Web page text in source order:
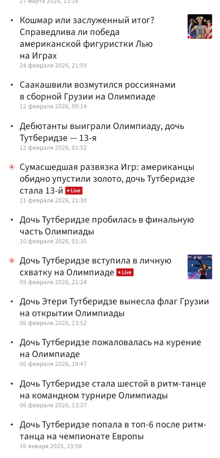
Кошмар или заслуженный итог?
Справедлива ли победа
американской фигуристки Лью
на Играх
24 февраля 2026, 21:59
Саакашвили возмутился россиянами
в сборной Грузии на Олимпиаде
12 февраля 2026, 09:14
Дебютанты выиграли Олимпиаду, дочь
Тутберидзе — 13-я
12 февраля 2026, 01:52
Сумасшедшая развязка Игр: американцы
обидно упустили золото, дочь Тутберидзе
стала 13-й
11 февраля 2026, 21:30
Дочь Тутберидзе пробилась в финальную
часть Олимпиады
10 февраля 2026, 01:35
Дочь Тутберидзе вступила в личную
схватку на Олимпиаде
09 февраля 2026, 21:24
Дочь Этери Тутберидзе вынесла флаг Грузии
на открытии Олимпиады
06 февраля 2026, 23:52
Дочь Тутберидзе пожаловалась на курение
на Олимпиаде
06 февраля 2026, 19:47
Дочь Тутберидзе стала шестой в ритм-танце
на командном турнире Олимпиады
06 февраля 2026, 13:37
Дочь Тутберидзе попала в топ-6 после ритм-
танца на чемпионате Европы
16 января 2026, 19:58